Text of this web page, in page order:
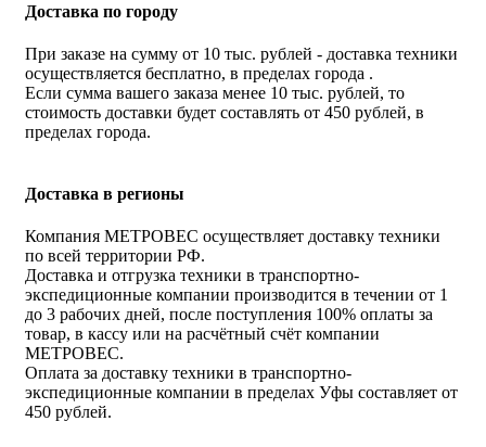
Доставка по городу
При заказе на сумму от 10 тыс. рублей - доставка техники
осуществляется бесплатно, в пределах города .
Если сумма вашего заказа менее 10 тыс. рублей, то
стоимость доставки будет составлять от 450 рублей, в
пределах города.
Доставка в регионы
Компания МЕТРОВЕС осуществляет доставку техники
по всей территории РФ.
Доставка и отгрузка техники в транспортно-
экспедиционные компании производится в течении от 1
до 3 рабочих дней, после поступления 100% оплаты за
товар, в кассу или на расчётный счёт компании
МЕТРОВЕС.
Оплата за доставку техники в транспортно-
экспедиционные компании в пределах Уфы составляет от
450 рублей.